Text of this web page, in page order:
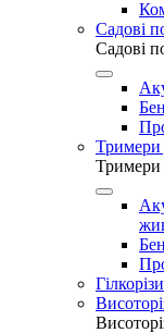
Садові
Садові
Тримери
Тримери
Гілкорізи